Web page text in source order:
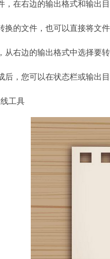
，在右边的输出格式和输出
换的文件，也可以直接将文
从右边的输出格式中选择要
后，您可以在状态栏或输出
工具